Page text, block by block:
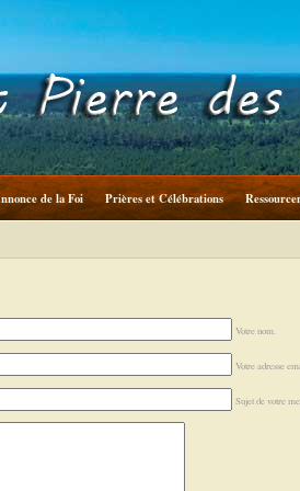
de la Foi Prières et Célébrations
Votre nom.
Votre adresse
Sujet de votre